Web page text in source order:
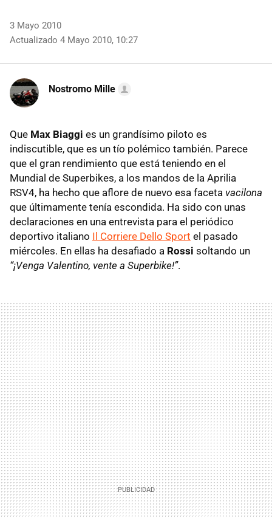
3 Mayo 2010
Actualizado 4 Mayo 2010, 10:27
Nostromo Mille
Que Max Biaggi es un grandísimo piloto es
indiscutible, que es un tío polémico también. Parece
que el gran rendimiento que está teniendo en el
Mundial de Superbikes, a los mandos de la Aprilia
RSV4, ha hecho que aflore de nuevo esa faceta vacilona
que últimamente tenía escondida. Ha sido con unas
declaraciones en una entrevista para el periódico
deportivo italiano Il Corriere Dello Sport el pasado
miércoles. En ellas ha desafiado a Rossi soltando un
“¡Venga Valentino, vente a Superbike!”.